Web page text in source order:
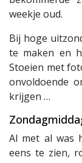
weekje oud.
Bij hoge
te maken en
Stoeien met
onvoldoende
krijgen …
Al met al was
eens te zien,